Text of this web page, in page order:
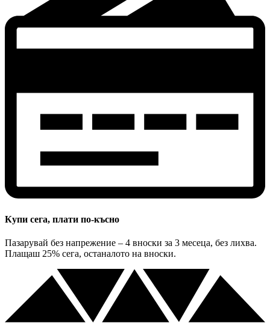
Купи сега, плати по-късно
Пазарувай без напрежение – 4 вноски за 3 месеца, без лихва.
Плащаш 25% сега, останалото на вноски.